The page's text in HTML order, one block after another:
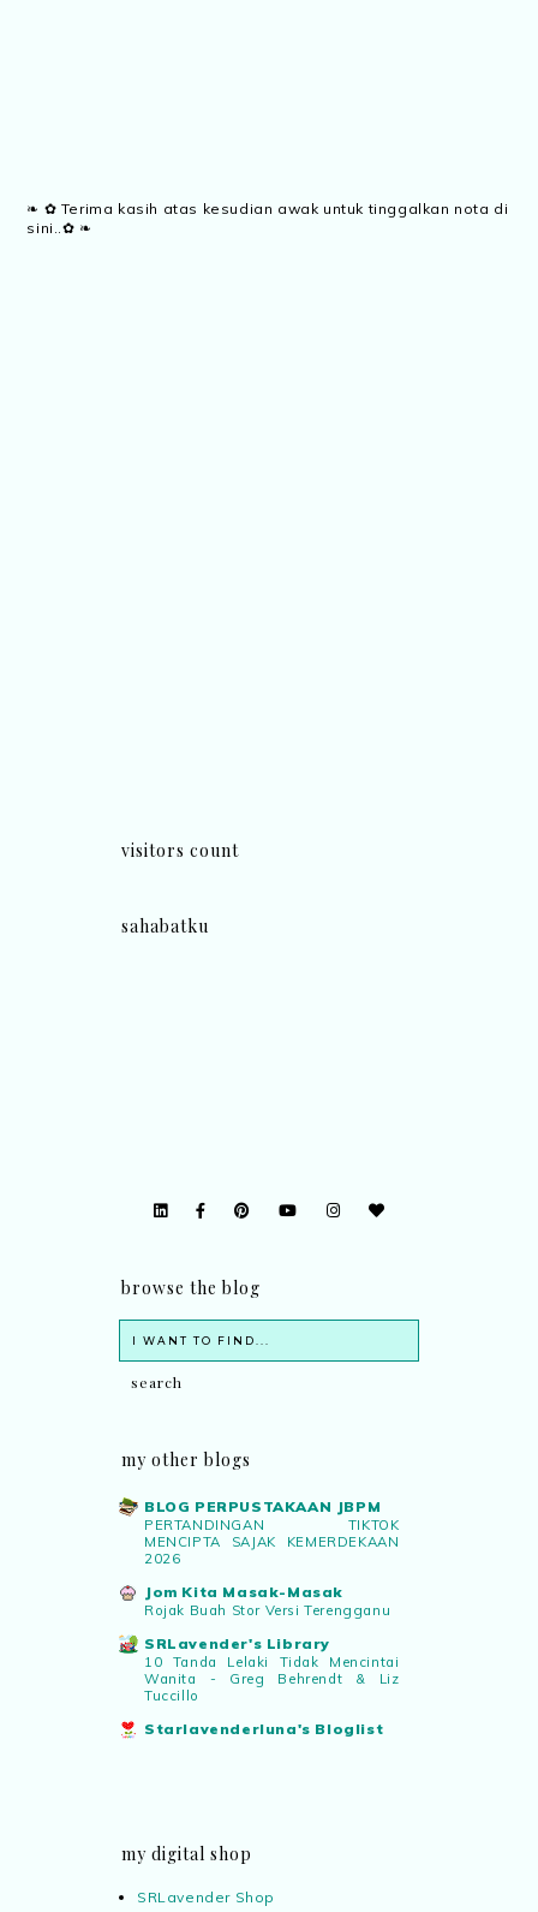
❧ ✿ Terima kasih atas kesudian awak untuk tinggalkan nota di
sini..✿ ❧
visitors count
sahabatku
browse the blog
my other blogs
BLOG PERPUSTAKAAN JBPM
PERTANDINGAN TIKTOK
MENCIPTA SAJAK KEMERDEKAAN
2026
Jom Kita Masak-Masak
Rojak Buah Stor Versi Terengganu
SRLavender's Library
10 Tanda Lelaki Tidak Mencintai
Wanita - Greg Behrendt & Liz
Tuccillo
Starlavenderluna's Bloglist
my digital shop
SRLavender Shop